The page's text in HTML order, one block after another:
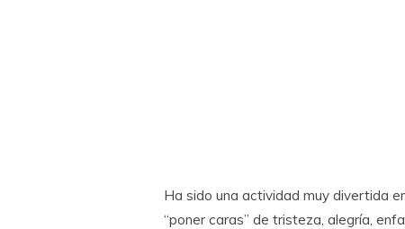
Ha sido una actividad muy divertida
“poner caras” de tristeza, alegría,